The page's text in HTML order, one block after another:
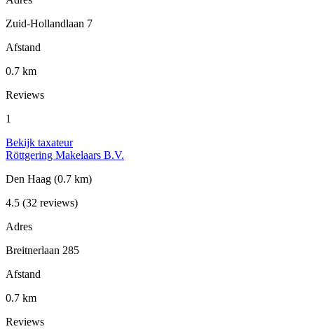
Zuid-Hollandlaan 7
Afstand
0.7 km
Reviews
1
Bekijk taxateur
Röttgering Makelaars B.V.
Den Haag (0.7 km)
4.5 (32 reviews)
Adres
Breitnerlaan 285
Afstand
0.7 km
Reviews